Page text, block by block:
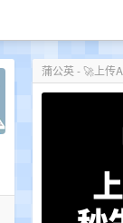
蒲公英 - 🚀上